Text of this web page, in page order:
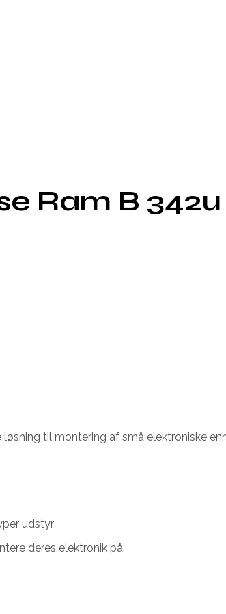
Ram B
til montering af små elektroniske
udstyr
deres elektronik på.